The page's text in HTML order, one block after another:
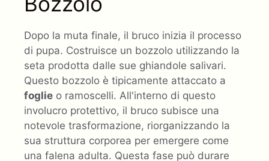
Dopo la muta finale, il bruco inizia il processo
di pupa. Costruisce un bozzolo utilizzando la
seta prodotta dalle sue ghiandole salivari.
Questo bozzolo è tipicamente attaccato a
foglie o ramoscelli. All'interno di questo
involucro protettivo, il bruco subisce una
notevole trasformazione, riorganizzando la
sua struttura corporea per emergere come
una falena adulta. Questa fase può durare